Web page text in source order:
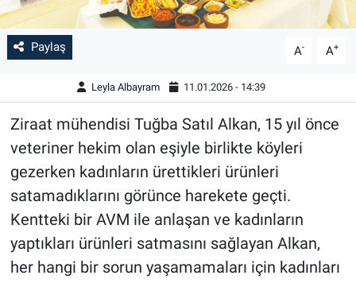
Paylaş A- A+
Leyla Albayram 11.01.2026 - 14:39
Ziraat mühendisi Tuğba Satıl Alkan, 15 yıl önce
veteriner hekim olan eşiyle birlikte köyleri
gezerken kadınların ürettikleri ürünleri
satamadıklarını görünce harekete geçti.
Kentteki bir AVM ile anlaşan ve kadınların
yaptıkları ürünleri satmasını sağlayan Alkan,
her hangi bir sorun yaşamamaları için kadınları